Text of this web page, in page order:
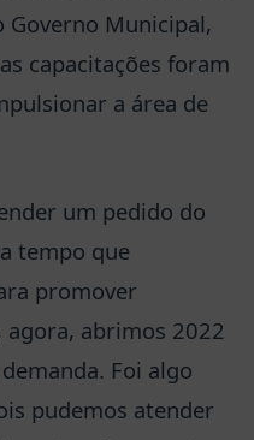
Governo Municipal,
capacitações foram
a área de
um pedido do
tempo que
promover
agora, abrimos 2022
Foi algo
pudemos atender